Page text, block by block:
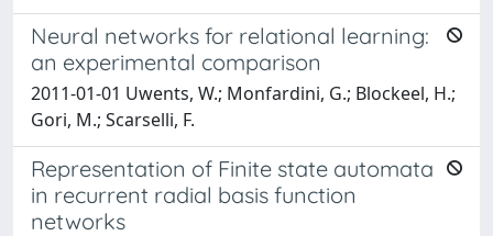
Neural networks for relational learning:
an experimental comparison
2011-01-01 Uwents, W.; Monfardini, G.; Blockeel, H.;
Gori, M.; Scarselli, F.
Representation of Finite state automata
in recurrent radial basis function
networks